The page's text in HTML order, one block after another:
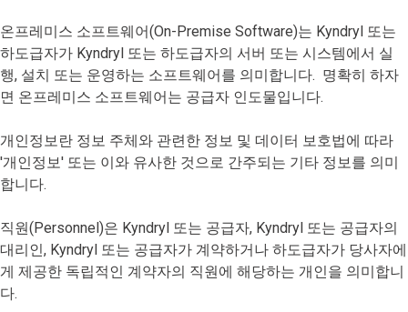
온프레미스 소프트웨어(On-Premise Software)는 Kyndryl 또는
하도급자가 Kyndryl 또는 하도급자의 서버 또는 시스템에서 실
행, 설치 또는 운영하는 소프트웨어를 의미합니다. 명확히 하자
면 온프레미스 소프트웨어는 공급자 인도물입니다.
개인정보란 정보 주체와 관련한 정보 및 데이터 보호법에 따라
'개인정보' 또는 이와 유사한 것으로 간주되는 기타 정보를 의미
합니다.
직원(Personnel)은 Kyndryl 또는 공급자, Kyndryl 또는 공급자의
대리인, Kyndryl 또는 공급자가 계약하거나 하도급자가 당사자에
게 제공한 독립적인 계약자의 직원에 해당하는 개인을 의미합니
다.